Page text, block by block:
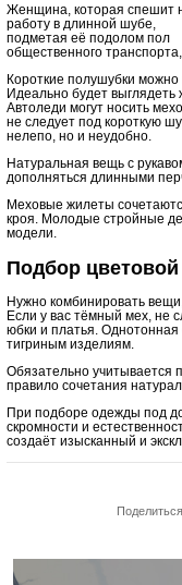
Женщина, которая спешит
работу в длинной шубе,
подметая её подолом пол
общественного
Короткие полушубки
Идеально будет
Автоледи могут носить
не следует под короткую
нелепо, но и неудобно.
Натуральная вещь с
дополняться длинными
Меховые жилеты
кроя. Молодые стройные
модели.
Подбор
Нужно комбинировать
Если у вас тёмный мех, не
юбки и платья.
тигриным изделиям.
Обязательно учитывается
правило сочетания
При подборе одежды под
скромности и
создаёт изысканный и